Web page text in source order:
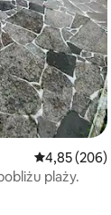
Średnia
4,85 (206)
plaży.